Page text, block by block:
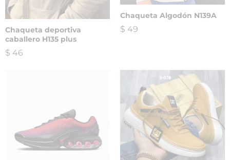
Chaqueta deportiva
caballero H135 plus
$ 46
Chaqueta Algodón N139A
$ 49